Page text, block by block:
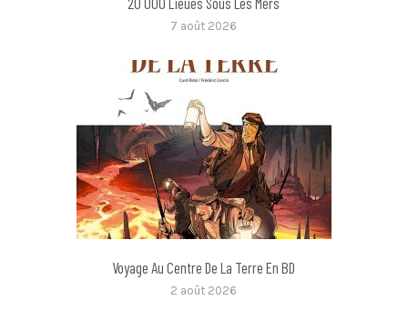
7 août 2026
Voyage Au Centre De La Terre En BD
2 août 2026